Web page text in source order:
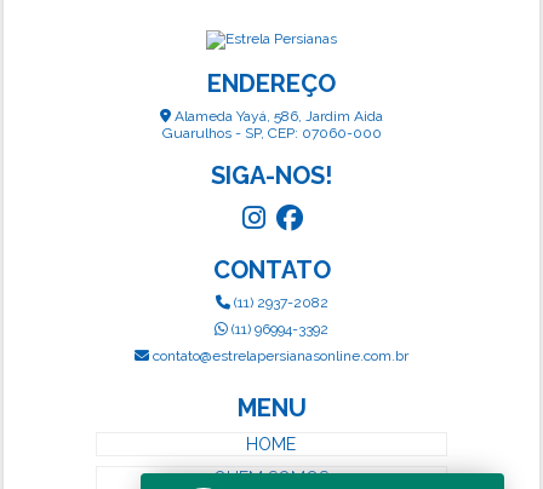
ENDEREÇO
Alameda Yayá, 586, Jardim Aida
Guarulhos - SP, CEP: 07060-000
SIGA-NOS!
CONTATO
(11) 2937-2082
(11) 96994-3392
contato@estrelapersianasonline.com.br
MENU
HOME
QUEM SOMOS